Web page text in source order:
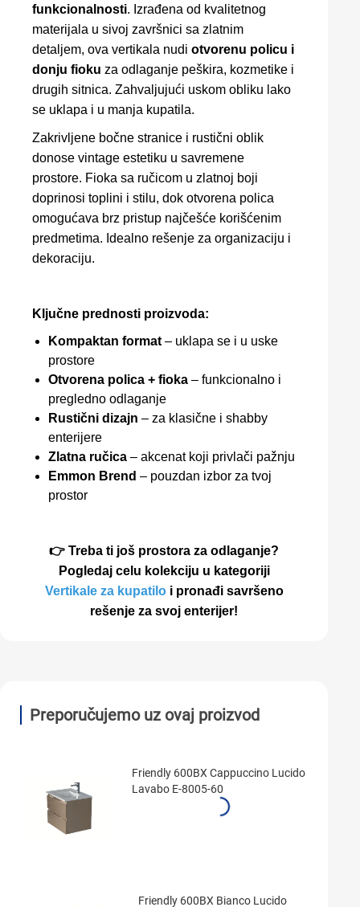
funkcionalnosti. Izrađena od kvalitetnog
materijala u sivoj završnici sa zlatnim
detaljem, ova vertikala nudi otvorenu policu i
donju fioku za odlaganje peškira, kozmetike i
drugih sitnica. Zahvaljujući uskom obliku lako
se uklapa i u manja kupatila.
Zakrivljene bočne stranice i rustični oblik
donose vintage estetiku u savremene
prostore. Fioka sa ručicom u zlatnoj boji
doprinosi toplini i stilu, dok otvorena polica
omogućava brz pristup najčešće korišćenim
predmetima. Idealno rešenje za organizaciju i
dekoraciju.
Ključne prednosti proizvoda:
Kompaktan format – uklapa se i u uske
prostore
Otvorena polica + fioka – funkcionalno i
pregledno odlaganje
Rustični dizajn – za klasične i shabby
enterijere
Zlatna ručica – akcenat koji privlači pažnju
Emmon Brend – pouzdan izbor za tvoj
prostor
👉 Treba ti još prostora za odlaganje?
Pogledaj celu kolekciju u kategoriji
Vertikale za kupatiloi pronađi savršeno
rešenje za svoj enterijer!
Preporučujemo uz ovaj proizvod
Friendly 600BX Cappuccino Lucido
Lavabo E-8005-60
Friendly 600BX Bianco Lucido